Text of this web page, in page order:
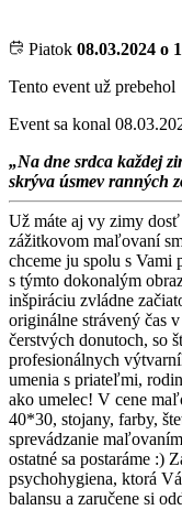
Piatok 08.03.2024 o
Tento event už prebehol
Event sa konal
„Na dne srdca každej
skrýva úsmev ranných
Už máte aj vy zimy dosť
zážitkovom maľovaní
chceme ju spolu s
s týmto dokonalým
inšpiráciu zvládne
originálne strávený čas
čerstvých donutoch, so
profesionálnych
umenia s priateľmi,
ako umelec! V cene
40*30, stojany, farby,
sprevádzanie
ostatné sa postaráme :)
psychohygiena, ktorá
balansu a zaručene si